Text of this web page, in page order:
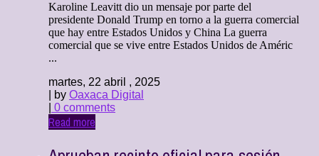
Karoline Leavitt dio un mensaje por parte del
presidente Donald Trump en torno a la guerra comercial
que hay entre Estados Unidos y China La guerra
comercial que se vive entre Estados Unidos de Améric
...
martes, 22 abril , 2025
| by Oaxaca Digital
0 comments
Read more